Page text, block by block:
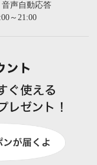
声自動応答
～21:00